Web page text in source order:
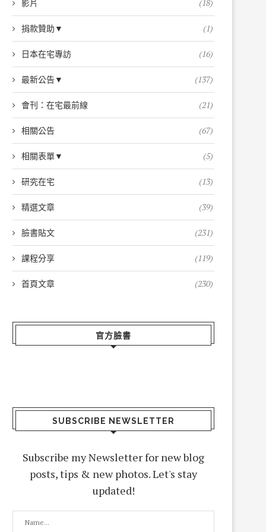
影片 (18)
捐款贊助▼ (1)
日本在宅專訪 (16)
最新公告▼ (137)
會刊：在宅最前線 (21)
相關公告 (67)
相關表單▼ (5)
研究在宅 (13)
精選文章 (39)
臉書貼文 (231)
課程分享 (119)
首頁文章 (230)
官方臉書
SUBSCRIBE NEWSLETTER
Subscribe my Newsletter for new blog
posts, tips & new photos. Let's stay
updated!